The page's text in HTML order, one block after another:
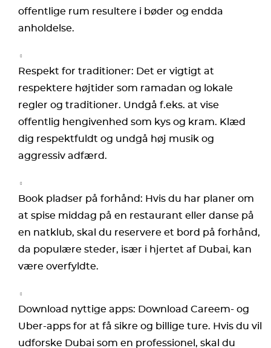
offentlige rum resultere i bøder og endda
anholdelse.
Respekt for traditioner: Det er vigtigt at
respektere højtider som ramadan og lokale
regler og traditioner. Undgå f.eks. at vise
offentlig hengivenhed som kys og kram. Klæd
dig respektfuldt og undgå høj musik og
aggressiv adfærd.
Book pladser på forhånd: Hvis du har planer om
at spise middag på en restaurant eller danse på
en natklub, skal du reservere et bord på forhånd,
da populære steder, især i hjertet af Dubai, kan
være overfyldte.
Download nyttige apps: Download Careem- og
Uber-apps for at få sikre og billige ture. Hvis du vil
udforske Dubai som en professionel, skal du